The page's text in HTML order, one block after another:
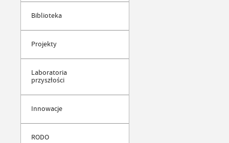
Biblioteka
Projekty
Laboratoria
przyszłości
Innowacje
RODO